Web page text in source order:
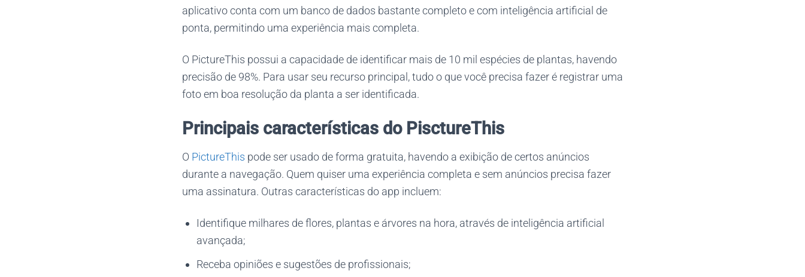
aplicativo conta com um banco de dados bastante completo e com inteligência artificial de
ponta, permitindo uma experiência mais completa.
O PictureThis possui a capacidade de identificar mais de 10 mil espécies de plantas, havendo
precisão de 98%. Para usar seu recurso principal, tudo o que você precisa fazer é registrar uma
foto em boa resolução da planta a ser identificada.
Principais características do PisctureThis
O PictureThis pode ser usado de forma gratuita, havendo a exibição de certos anúncios
durante a navegação. Quem quiser uma experiência completa e sem anúncios precisa fazer
uma assinatura. Outras características do app incluem:
Identifique milhares de flores, plantas e árvores na hora, através de inteligência artificial
avançada;
Receba opiniões e sugestões de profissionais;